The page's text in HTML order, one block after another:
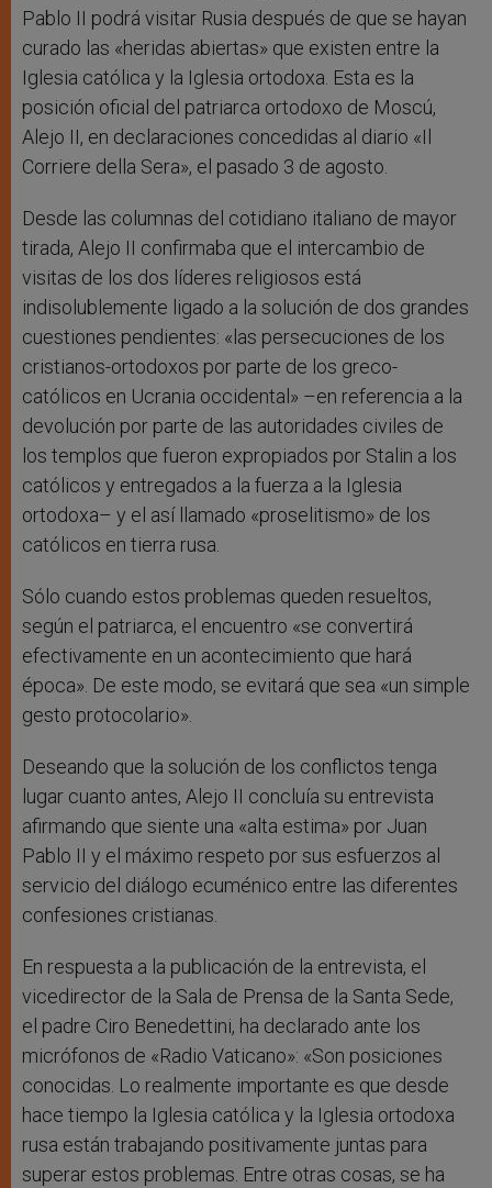
Pablo II podrá visitar Rusia después de que se hayan
curado las «heridas abiertas» que existen entre la
Iglesia católica y la Iglesia ortodoxa. Esta es la
posición oficial del patriarca ortodoxo de Moscú,
Alejo II, en declaraciones concedidas al diario «Il
Corriere della Sera», el pasado 3 de agosto.
Desde las columnas del cotidiano italiano de mayor
tirada, Alejo II confirmaba que el intercambio de
visitas de los dos líderes religiosos está
indisolublemente ligado a la solución de dos grandes
cuestiones pendientes: «las persecuciones de los
cristianos-ortodoxos por parte de los greco-
católicos en Ucrania occidental» –en referencia a la
devolución por parte de las autoridades civiles de
los templos que fueron expropiados por Stalin a los
católicos y entregados a la fuerza a la Iglesia
ortodoxa– y el así llamado «proselitismo» de los
católicos en tierra rusa.
Sólo cuando estos problemas queden resueltos,
según el patriarca, el encuentro «se convertirá
efectivamente en un acontecimiento que hará
época». De este modo, se evitará que sea «un simple
gesto protocolario».
Deseando que la solución de los conflictos tenga
lugar cuanto antes, Alejo II concluía su entrevista
afirmando que siente una «alta estima» por Juan
Pablo II y el máximo respeto por sus esfuerzos al
servicio del diálogo ecuménico entre las diferentes
confesiones cristianas.
En respuesta a la publicación de la entrevista, el
vicedirector de la Sala de Prensa de la Santa Sede,
el padre Ciro Benedettini, ha declarado ante los
micrófonos de «Radio Vaticano»: «Son posiciones
conocidas. Lo realmente importante es que desde
hace tiempo la Iglesia católica y la Iglesia ortodoxa
rusa están trabajando positivamente juntas para
superar estos problemas. Entre otras cosas, se ha